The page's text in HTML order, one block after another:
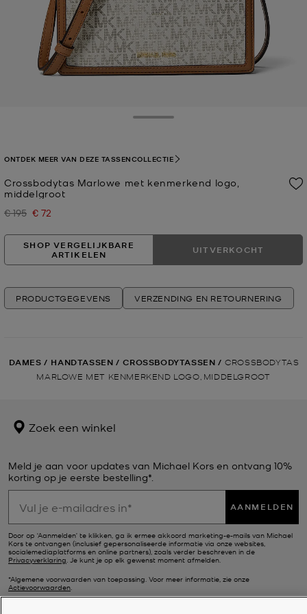
Crossbodytas Marlowe met kenmerkend logo,
middelgroot
Was
€ 195 Nu
€ 72
ONTDEK MEER VAN DEZE TASSENCOLLECTIE
SHOP VERGELIJKBARE
ARTIKELEN
UITVERKOCHT
PRODUCTGEGEVENS VERZENDING EN RETOURNERING
DAMES / HANDTASSEN / CROSSBODYTASSEN / CROSSBODYTAS
MARLOWE MET KENMERKEND LOGO, MIDDELGROOT
Zoek een winkel
Meld je aan voor updates van Michael Kors en ontvang 10%
korting op je eerste bestelling*.
AANMELDEN
Door op ‘Aanmelden’ te klikken, ga ik ermee akkoord marketing-e-mails van Michael
Kors te ontvangen (inclusief gepersonaliseerde informatie via onze websites,
socialemediaplatforms en online partners), zoals verder beschreven in de
Privacyverklaring. Je kunt je op elk gewenst moment afmelden.
*Algemene voorwaarden van toepassing. Voor meer informatie, zie onze
Actievoorwaarden.